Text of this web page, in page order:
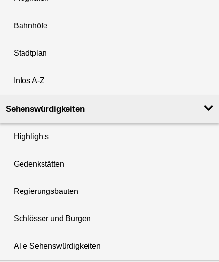
Bahnhöfe
Stadtplan
Infos A-Z
Sehenswürdigkeiten
Highlights
Gedenkstätten
Regierungsbauten
Schlösser und Burgen
Alle Sehenswürdigkeiten